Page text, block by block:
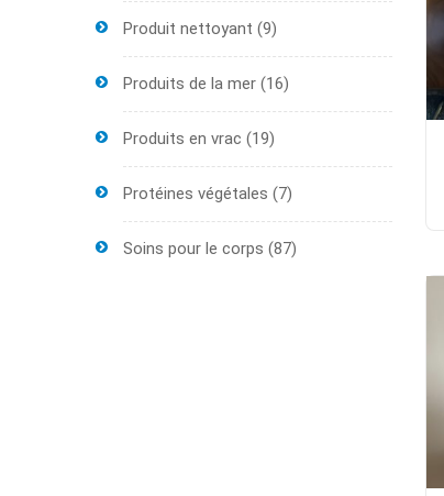
Produit nettoyant (9)
Produits de la mer (16)
Produits en vrac (19)
Protéines végétales (7)
Soins pour le corps (87)